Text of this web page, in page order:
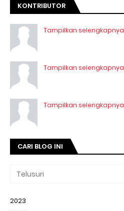
KONTRIBUTOR
Tampilkan selengkapnya
Tampilkan selengkapnya
Tampilkan selengkapnya
CARI BLOG INI
2023